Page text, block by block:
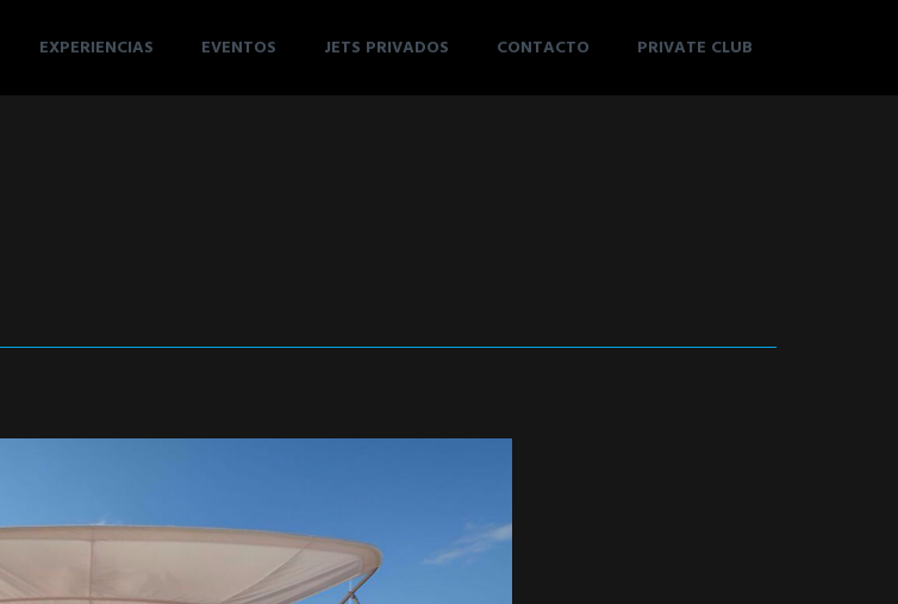
EXPERIENCIAS EVENTOS JETS PRIVADOS CONTACTO PRIVATE CLUB